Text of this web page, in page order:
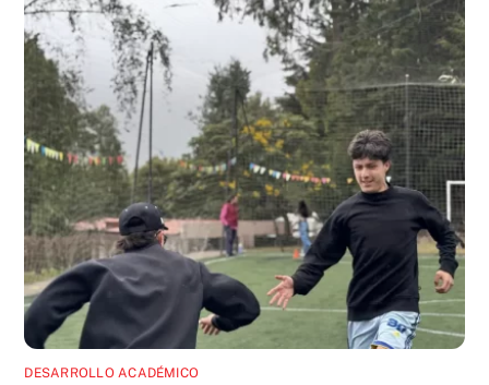
DESARROLLO ACADÉMICO